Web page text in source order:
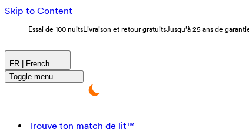
Skip to Content
Essai de 100 nuitsLivraison et retour gratuitsJusqu’à 25 ans de
FR | French
Toggle menu
Trouve ton match de lit™